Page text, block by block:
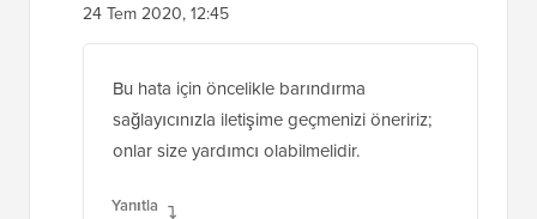
24 Tem 2020, 12:45
Bu hata için öncelikle barındırma
sağlayıcınızla iletişime geçmenizi öneririz;
onlar size yardımcı olabilmelidir.
Yanıtla